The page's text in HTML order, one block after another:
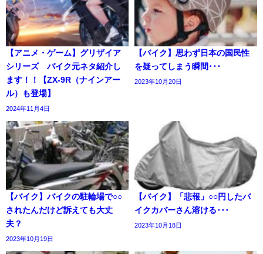
【アニメ・ゲーム】グリザイア
シリーズ バイク元ネタ紹介し
ます！！【ZX-9R（ナインアー
ル）も登場】
2024年11月4日
【バイク】思わず日本の国民性
を疑ってしまう瞬間･･･
2023年10月20日
【バイク】バイクの駐輪場で○○
されたんだけど訴えても大丈
夫？
2023年10月19日
【バイク】「悲報」○○円したバ
イクカバーさん溶ける･･･
2023年10月18日